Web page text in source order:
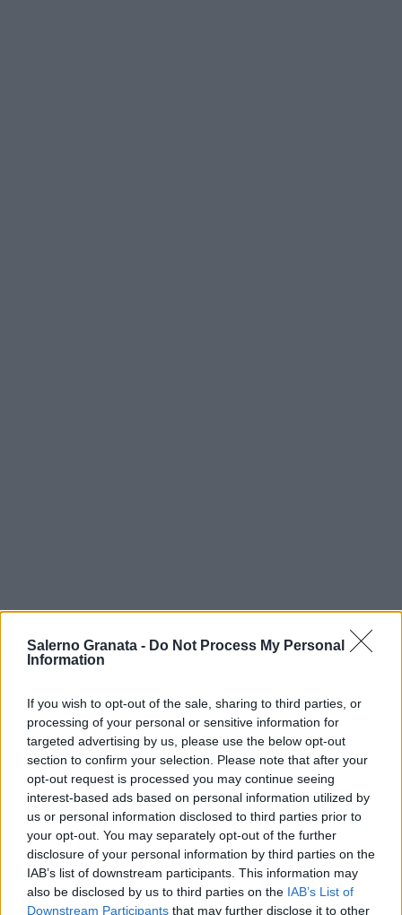
Salerno Granata - Do Not Process My Personal
Information
If you wish to opt-out of the sale, sharing to third parties, or
processing of your personal or sensitive information for
targeted advertising by us, please use the below opt-out
section to confirm your selection. Please note that after your
opt-out request is processed you may continue seeing
interest-based ads based on personal information utilized by
us or personal information disclosed to third parties prior to
your opt-out. You may separately opt-out of the further
disclosure of your personal information by third parties on the
IAB’s list of downstream participants. This information may
also be disclosed by us to third parties on the IAB’s List of
Downstream Participants that may further disclose it to other